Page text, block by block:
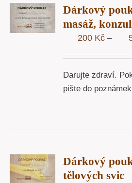
Dárkový
masáž,
200 Kč –
Darujte zdraví.
pište do
Dárkový
tělových svic